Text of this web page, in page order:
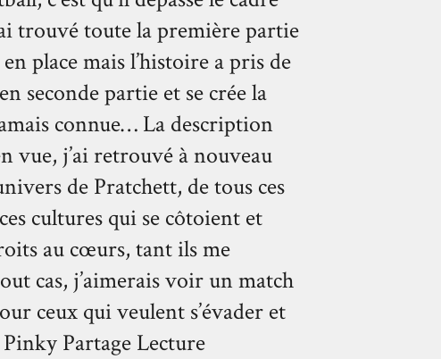
trouvé toute la première partie
place mais l’histoire a pris de
seconde partie et se crée la
connue… La description
vue, j’ai retrouvé à nouveau
de Pratchett, de tous ces
cultures qui se côtoient et
au cœurs, tant ils me
cas, j’aimerais voir un match
ceux qui veulent s’évader et
Partage Lecture